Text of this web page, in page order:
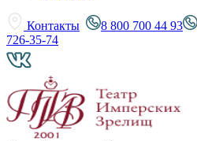
Контакты 8 800 700 44 93
726-35-74